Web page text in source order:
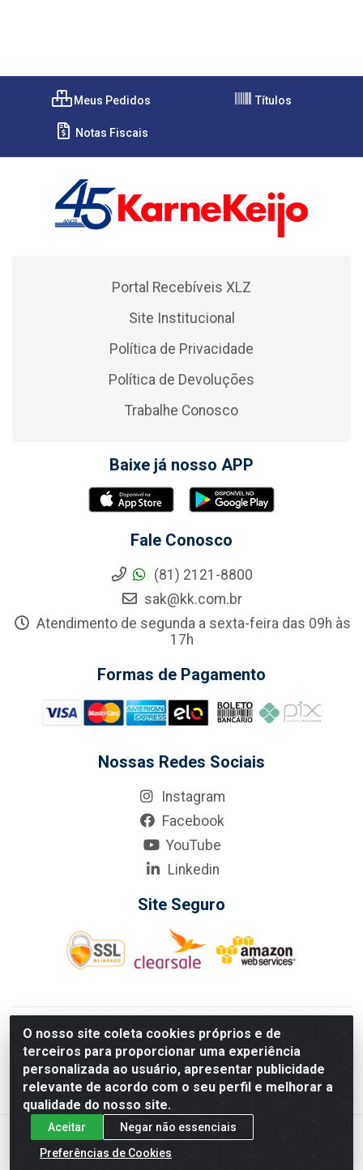
O nosso site coleta cookies próprios e de
terceiros para proporcionar uma experiência
personalizada ao usuário, apresentar publicidade
relevante de acordo com o seu perfil e melhorar a
qualidade do nosso site.
Aceitar
Negar não essenciais
Preferências de Cookies
Meus Pedidos Títulos
Notas Fiscais
Portal Recebíveis XLZ
Site Institucional
Política de Privacidade
Política de Devoluções
Trabalhe Conosco
Baixe já nosso APP
Fale Conosco
(81) 2121-8800
sak@kk.com.br
Atendimento de segunda a sexta-feira das 09h às
17h
Formas de Pagamento
Nossas Redes Sociais
Instagram
Facebook
YouTube
Linkedin
Site Seguro
KarneKeijo Logistica Integrada LTDA - Rod. Br-101 Sul, nº3700
- Barro, Recife/PE, 50900-400 CNPJ: 24.150.377/0001-95
Estados atendidos pela KarneKeijo: PE, PB e RN.